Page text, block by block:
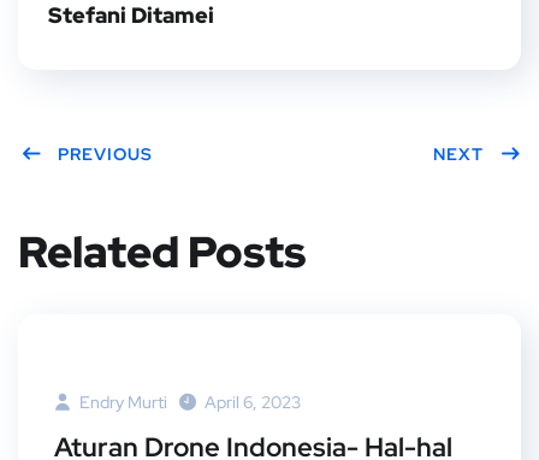
Stefani Ditamei
PREVIOUS NEXT
Related Posts
Endry Murti April 6, 2023
Aturan Drone Indonesia- Hal-hal